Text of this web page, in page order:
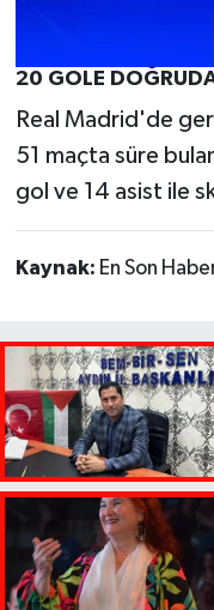
20 GOLE
Real Madrid'de
51 maçta süre
gol ve 14 asist ile
Kaynak: En Son